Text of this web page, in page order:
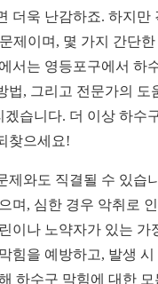
더욱 난감하죠. 하지만
제이며, 몇 가지 간단한
서는 영등포구에서 하
법, 그리고 전문가의 도
습니다. 더 이상 하수
찾으세요!
제와도 직결될 수 있습
며, 심한 경우 악취로
이나 노약자가 있는 가
힘을 예방하고, 발생 시
하수구 막힘에 대한 모